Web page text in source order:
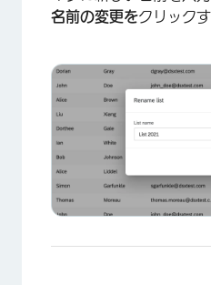
名前の変更をクリックす